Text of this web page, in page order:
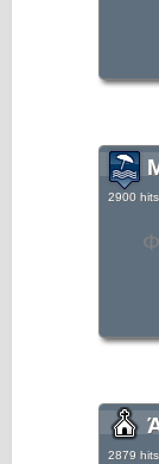
2900 hits
2879 hits